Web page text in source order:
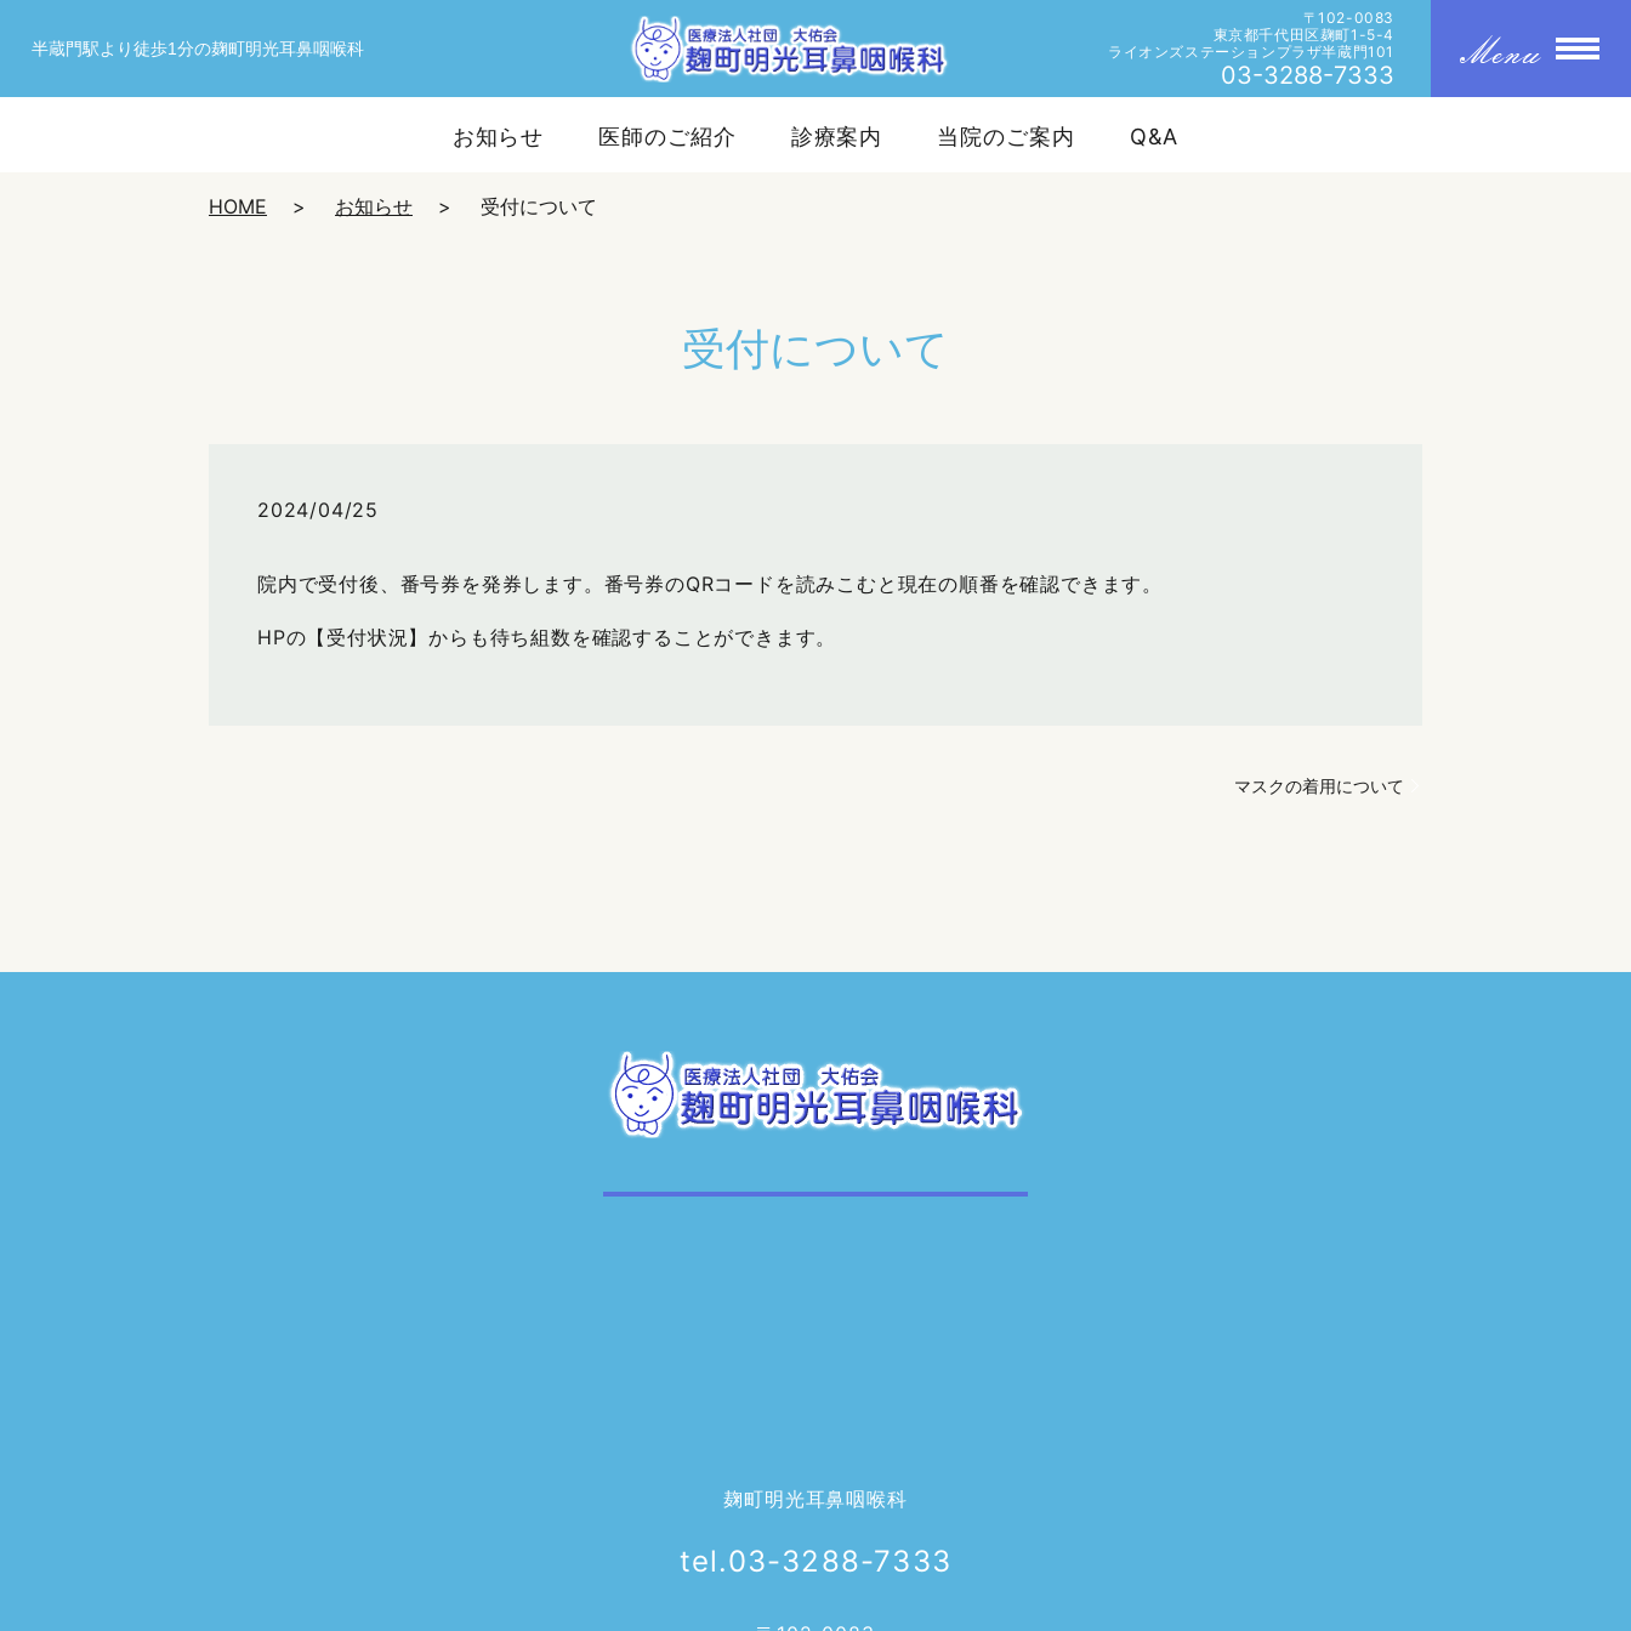
半蔵門駅より徒歩1分の麹町明光耳鼻咽喉科
〒102-0083
東京都千代田区麹町1-5-4
ライオンズステーションプラザ半蔵門101
03-3288-7333
お知らせ 医師のご紹介 診療案内 当院のご案内 Q&A
HOME お知らせ 受付について
受付について
2024/04/25
院内で受付後、番号券を発券します。番号券のQRコードを読みこむと現在の順番を確認できます。
HPの【受付状況】からも待ち組数を確認することができます。
マスクの着用について
麹町明光耳鼻咽喉科
tel.03-3288-7333